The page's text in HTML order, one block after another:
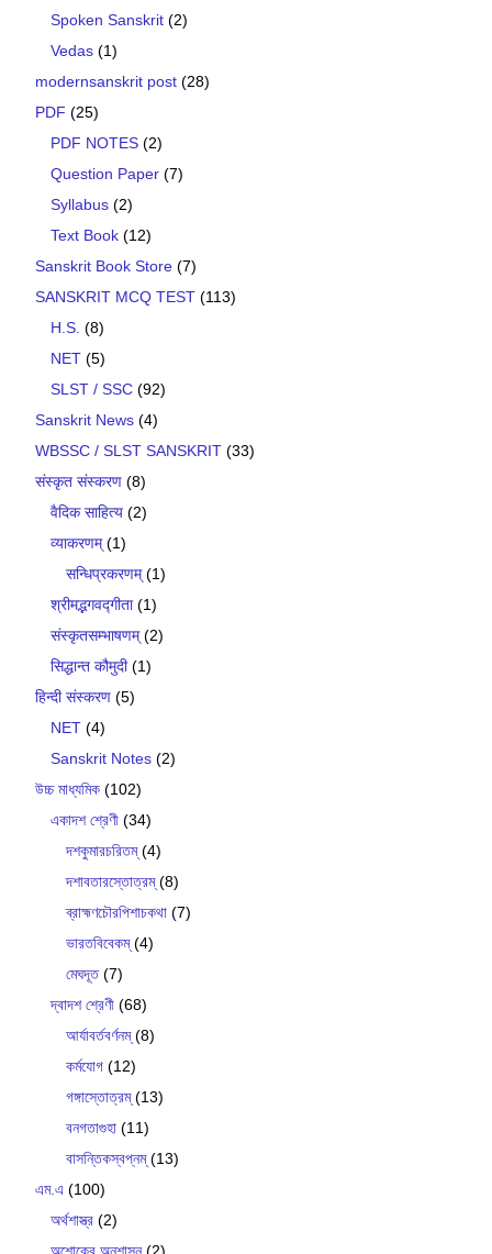
Spoken Sanskrit (2)
Vedas (1)
modernsanskrit post (28)
PDF (25)
PDF NOTES (2)
Question Paper (7)
Syllabus (2)
Text Book (12)
Sanskrit Book Store (7)
SANSKRIT MCQ TEST (113)
H.S. (8)
NET (5)
SLST / SSC (92)
Sanskrit News (4)
WBSSC / SLST SANSKRIT (33)
संस्कृत संस्करण (8)
वैदिक साहित्य (2)
व्याकरणम्(1)
सन्धिप्रकरणम्(1)
श्रीमद्भगवद्गीता(1)
संस्कृतसम्भाषणम्(2)
सिद्धान्त कौमुदी(1)
हिन्दी संस्करण (5)
NET (4)
Sanskrit Notes (2)
উচ্চ মাধ্যমিক (102)
একাদশ শ্রেণী (34)
দশকুমারচরিতম্(4)
দশাবতারস্তোত্রম্(8)
ব্রাহ্মণচৌরপিশাচকথা (7)
ভারতবিবেকম্(4)
মেঘদূত(7)
দ্বাদশ শ্রেণী (68)
আর্যাবর্তবর্ণনম্(8)
কর্মযোগ (12)
গঙ্গাস্তোত্রম্(13)
বনগতাগুহা (11)
বাসন্তিকস্বপ্নম্(13)
এম.এ (100)
অর্থশাস্ত্র (2)